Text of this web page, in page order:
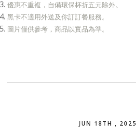
優惠不重複，自備環保杯折五元除外。
黑卡不適用外送及你訂訂餐服務。
圖片僅供參考，商品以實品為準。
JUN 18TH , 2025